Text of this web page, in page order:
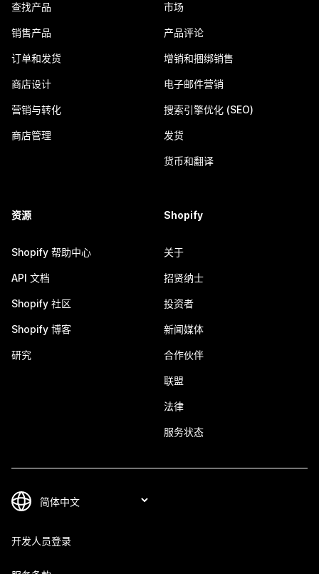
查找产品
销售产品
订单和发货
商店设计
营销与转化
商店管理
市场
产品评论
增销和捆绑销售
电子邮件营销
搜索引擎优化 (SEO)
发货
货币和翻译
资源
Shopify 帮助中心
API 文档
Shopify 社区
Shopify 博客
研究
Shopify
关于
招贤纳士
投资者
新闻媒体
合作伙伴
联盟
法律
服务状态
开发人员登录